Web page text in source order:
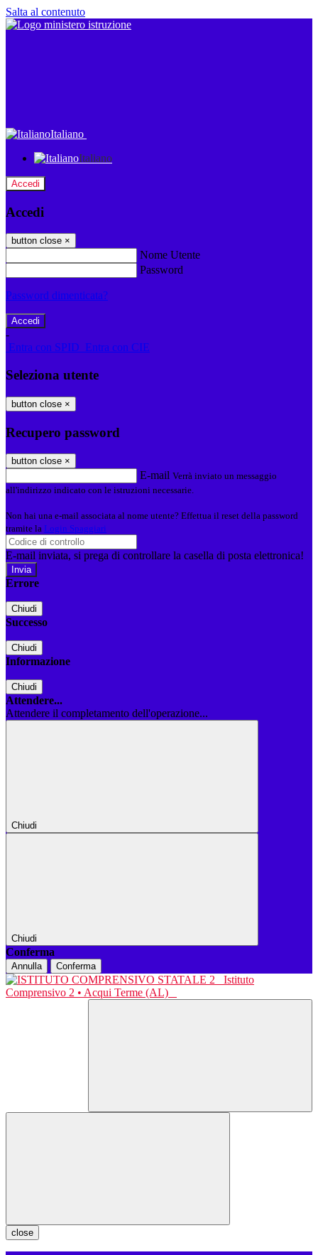
Salta al contenuto
Italiano
Italiano
Accedi
Accedi
button close ×
Nome Utente
Password
Password dimenticata?
-
Entra con SPID Entra con CIE
Seleziona utente
button close ×
Recupero password
button close ×
E-mail Verrà inviato un messaggio
all'indirizzo indicato con le istruzioni necessarie.
Non hai una e-mail associata al nome utente? Effettua il reset della password
tramite la Login Spaggiari
E-mail inviata, si prega di controllare la casella di posta elettronica!
Errore
Chiudi
Successo
Chiudi
Informazione
Chiudi
Attendere...
Attendere il completamento dell'operazione...
Chiudi
Chiudi
Conferma
Annulla Conferma
Istituto
Comprensivo 2 • Acqui Terme (AL)
close